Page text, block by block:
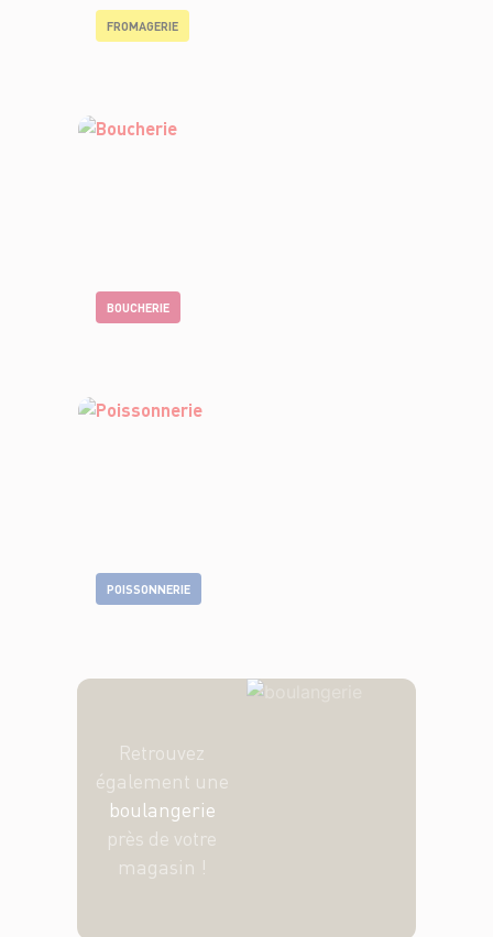
FROMAGERIE
BOUCHERIE
POISSONNERIE
Retrouvez
également une
boulangerie
près de votre
magasin !